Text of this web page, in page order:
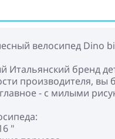
велосипед Dino
Итальянский бренд
производителя, вы
- с милыми
"